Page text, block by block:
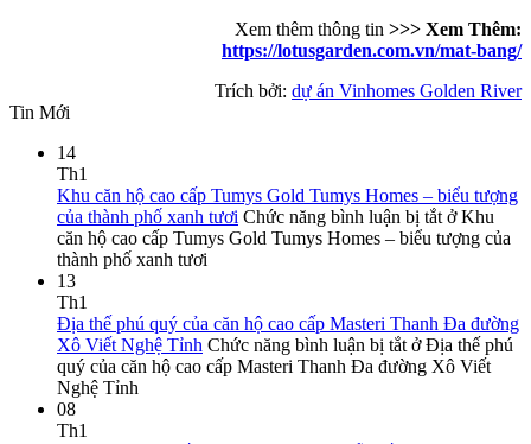
Xem thêm thông tin >>> Xem Thêm:
https://lotusgarden.com.vn/mat-bang/
Trích bởi: dự án Vinhomes Golden River
Tin Mới
14
Th1
Khu căn hộ cao cấp Tumys Gold Tumys Homes – biểu tượng
của thành phố xanh tươi Chức năng bình luận bị tắt ở Khu
căn hộ cao cấp Tumys Gold Tumys Homes – biểu tượng của
thành phố xanh tươi
13
Th1
Địa thế phú quý của căn hộ cao cấp Masteri Thanh Đa đường
Xô Viết Nghệ Tỉnh Chức năng bình luận bị tắt ở Địa thế phú
quý của căn hộ cao cấp Masteri Thanh Đa đường Xô Viết
Nghệ Tỉnh
08
Th1